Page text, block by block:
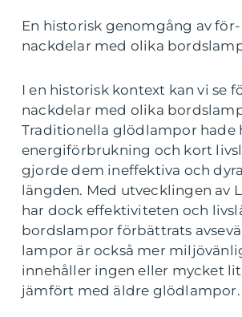
En historisk genomgång av
nackdelar med olika
I en historisk kontext kan vi se
nackdelar med olika
Traditionella glödlampor hade
energiförbrukning och kort
gjorde dem ineffektiva och
längden. Med utvecklingen av
har dock effektiviteten och
bordslampor förbättrats
lampor är också mer
innehåller ingen eller mycket
jämfört med äldre glödlampor.